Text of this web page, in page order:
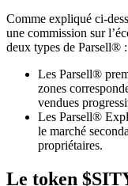
Comme expliqué ci-
une commission sur
deux types de Parsell® :
Les Parsell®
zones
vendues
Les Parsell®
le marché
propriétaires.
Le token